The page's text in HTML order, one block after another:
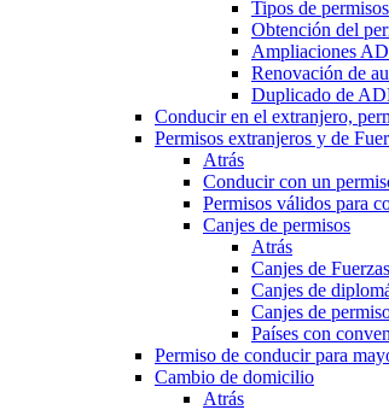
Tipos de
Obtención del
Ampliaciones
Renovación de
Duplicado de
Conducir en el extranjero,
Permisos extranjeros y de
Atrás
Conducir con un
Permisos válidos para
Canjes de permisos
Atrás
Canjes de
Canjes de
Canjes de
Países con
Permiso de conducir para
Cambio de domicilio
Atrás